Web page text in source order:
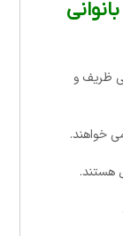
ظریف و
خواهند.
هستند.